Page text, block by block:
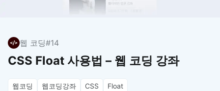
웹 코딩#14
CSS Float 사용법 – 웹 코딩 강좌
웹코딩 웹코딩강좌 CSS Float